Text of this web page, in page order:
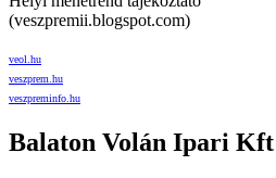
(veszpremii.blogspot.com)
veol.hu
veszprem.hu
veszpreminfo.hu
Balaton Volán Ipari Kft